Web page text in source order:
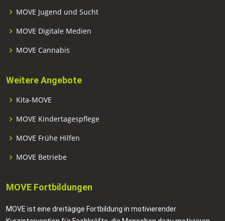
MOVE Jugend und Sucht
MOVE Digitale Medien
MOVE Cannabis
Weitere Angebote
Kita-MOVE
MOVE Kindertagespflege
MOVE Frühe Hilfen
MOVE Betriebe
MOVE Fortbildungen
MOVE ist eine dreitägige Fortbildung in motivierender